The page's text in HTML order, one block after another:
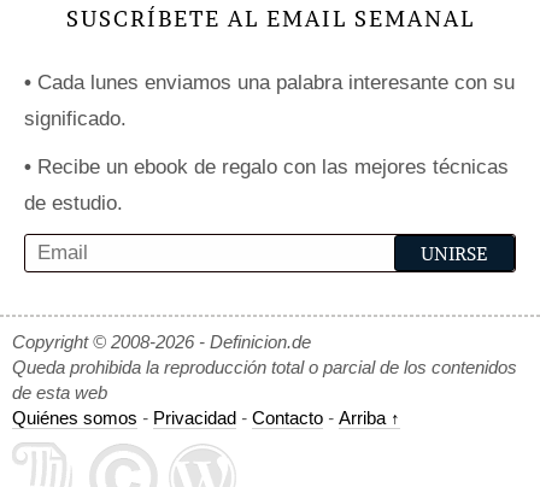
SUSCRÍBETE AL EMAIL SEMANAL
• Cada lunes enviamos una palabra interesante con su
significado.
• Recibe un ebook de regalo con las mejores técnicas
de estudio.
Copyright © 2008-2026 - Definicion.de
Queda prohibida la reproducción total o parcial de los contenidos
de esta web
Quiénes somos - Privacidad - Contacto - Arriba ↑